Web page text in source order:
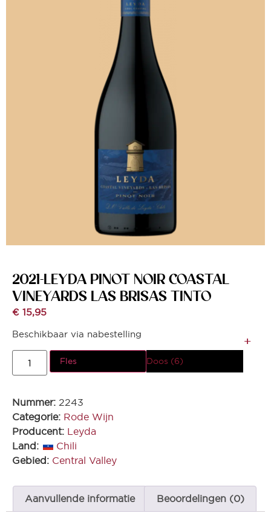
2021-LEYDA PINOT NOIR COASTAL
VINEYARDS LAS BRISAS TINTO
€ 15,95
Beschikbaar via nabestelling
Fles Doos (6)
Nummer: 2243
Categorie: Rode Wijn
Producent: Leyda
Land:
Chili
Gebied: Central Valley
Aanvullende informatie Beoordelingen (0)